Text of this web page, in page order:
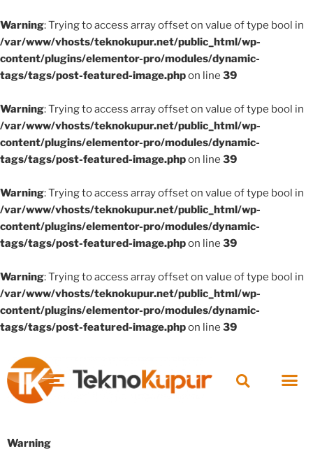
Warning: Trying to access array offset on value of type bool in
/var/www/vhosts/teknokupur.net/public_html/wp-
content/plugins/elementor-pro/modules/dynamic-
tags/tags/post-featured-image.phpon line 39
Warning: Trying to access array offset on value of type bool in
/var/www/vhosts/teknokupur.net/public_html/wp-
content/plugins/elementor-pro/modules/dynamic-
tags/tags/post-featured-image.phpon line 39
Warning: Trying to access array offset on value of type bool in
/var/www/vhosts/teknokupur.net/public_html/wp-
content/plugins/elementor-pro/modules/dynamic-
tags/tags/post-featured-image.phpon line 39
Warning: Trying to access array offset on value of type bool in
/var/www/vhosts/teknokupur.net/public_html/wp-
content/plugins/elementor-pro/modules/dynamic-
tags/tags/post-featured-image.phpon line 39
Warning